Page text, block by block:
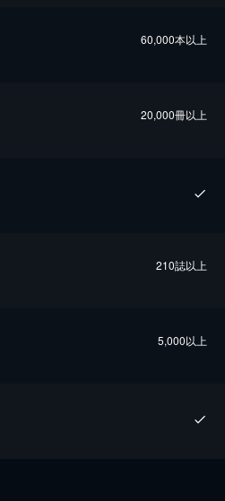
60,000本以上
20,000冊以上
210誌以上
5,000以上